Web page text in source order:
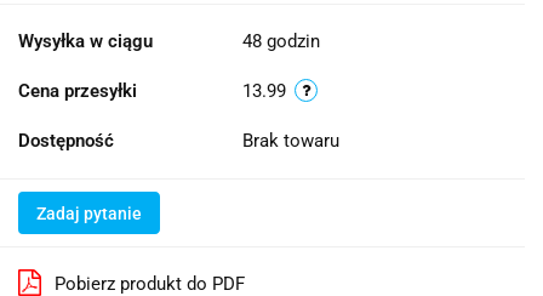
Wysyłka w ciągu 48 godzin
Cena przesyłki 13.99
Dostępność Brak towaru
Zadaj pytanie
Pobierz produkt do PDF